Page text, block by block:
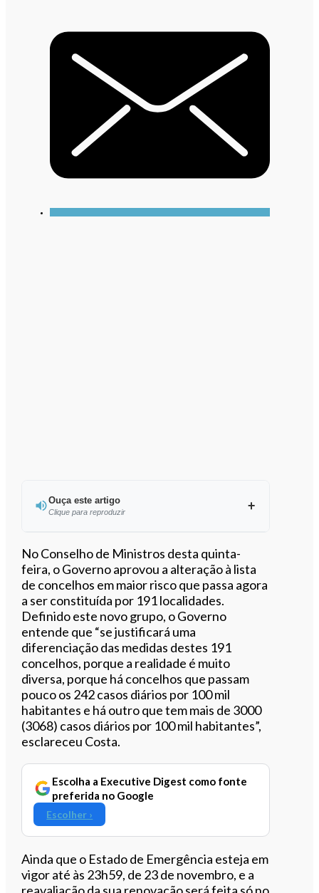
Ouça este artigo
Clique para reproduzir
Ouvir este artigo
No Conselho de Ministros desta quinta-
feira, o Governo aprovou a alteração à lista
de concelhos em maior risco que passa agora
a ser constituída por 191 localidades.
Definido este novo grupo, o Governo
entende que “se justificará uma
diferenciação das medidas destes 191
concelhos, porque a realidade é muito
diversa, porque há concelhos que passam
pouco os 242 casos diários por 100 mil
habitantes e há outro que tem mais de 3000
(3068) casos diários por 100 mil habitantes”,
esclareceu Costa.
Escolha a Executive Digest como fonte
preferida no Google
Escolher ›
Ainda que o Estado de Emergência esteja em
vigor até às 23h59, de 23 de novembro, e a